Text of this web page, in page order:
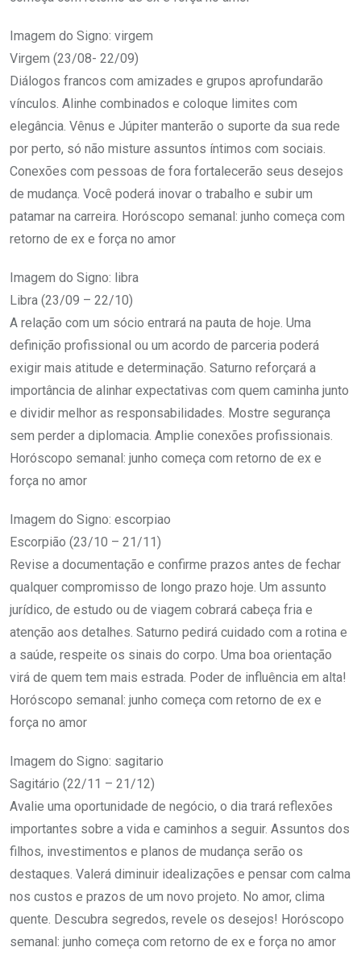
Imagem do Signo: virgem
Virgem (23/08- 22/09)
Diálogos francos com amizades e grupos aprofundarão
vínculos. Alinhe combinados e coloque limites com
elegância. Vênus e Júpiter manterão o suporte da sua rede
por perto, só não misture assuntos íntimos com sociais.
Conexões com pessoas de fora fortalecerão seus desejos
de mudança. Você poderá inovar o trabalho e subir um
patamar na carreira. Horóscopo semanal: junho começa com
retorno de ex e força no amor
Imagem do Signo: libra
Libra (23/09 – 22/10)
A relação com um sócio entrará na pauta de hoje. Uma
definição profissional ou um acordo de parceria poderá
exigir mais atitude e determinação. Saturno reforçará a
importância de alinhar expectativas com quem caminha junto
e dividir melhor as responsabilidades. Mostre segurança
sem perder a diplomacia. Amplie conexões profissionais.
Horóscopo semanal: junho começa com retorno de ex e
força no amor
Imagem do Signo: escorpiao
Escorpião (23/10 – 21/11)
Revise a documentação e confirme prazos antes de fechar
qualquer compromisso de longo prazo hoje. Um assunto
jurídico, de estudo ou de viagem cobrará cabeça fria e
atenção aos detalhes. Saturno pedirá cuidado com a rotina e
a saúde, respeite os sinais do corpo. Uma boa orientação
virá de quem tem mais estrada. Poder de influência em alta!
Horóscopo semanal: junho começa com retorno de ex e
força no amor
Imagem do Signo: sagitario
Sagitário (22/11 – 21/12)
Avalie uma oportunidade de negócio, o dia trará reflexões
importantes sobre a vida e caminhos a seguir. Assuntos dos
filhos, investimentos e planos de mudança serão os
destaques. Valerá diminuir idealizações e pensar com calma
nos custos e prazos de um novo projeto. No amor, clima
quente. Descubra segredos, revele os desejos! Horóscopo
semanal: junho começa com retorno de ex e força no amor